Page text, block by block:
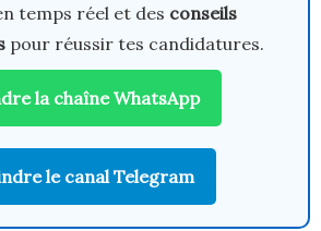
temps réel et des conseils
pour réussir tes candidatures.
la chaîne WhatsApp
le canal Telegram